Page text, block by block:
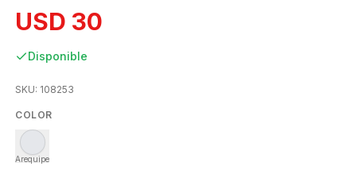
USD 30
Disponible
SKU: 108253
COLOR
Arequipe